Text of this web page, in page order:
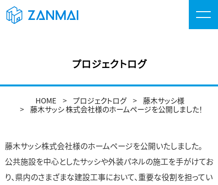
プロジェクトログ
HOME プロジェクトログ
藤木サッシ様
藤木サッシ 株式会社様のホームページを公開しました！
藤木サッシ株式会社様のホームページを公開いたしました。
公共施設を中心としたサッシや外装パネルの施工を手がけてお
り、県内のさまざまな建設工事において、重要な役割を担ってい